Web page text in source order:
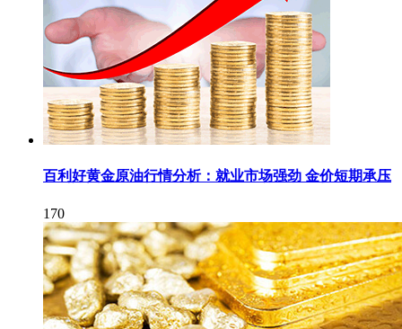
百利好黄金原油行情分析：就业市场强劲 金价短期承压
170